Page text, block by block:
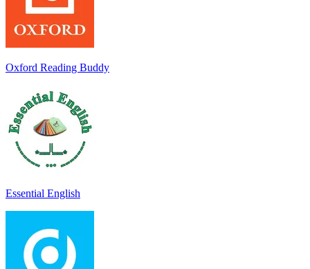
Oxford Reading Buddy
Essential English